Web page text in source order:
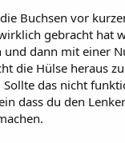
Buchsen vor
gebracht hat
und dann mit einer
die Hülse heraus
Sollte das nicht
dass du den